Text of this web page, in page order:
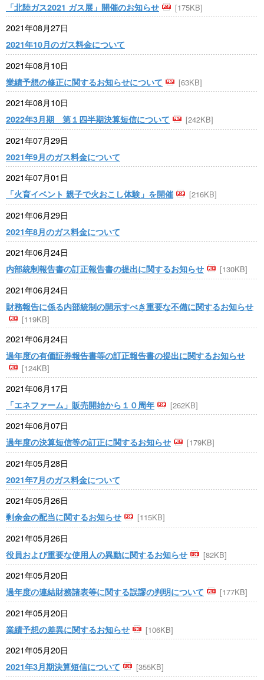
「北陸ガス2021 ガス展」開催のお知らせ [175KB]
2021年08月27日
2021年10月のガス料金について
2021年08月10日
業績予想の修正に関するお知らせについて [63KB]
2021年08月10日
2022年3月期 第１四半期決算短信について [242KB]
2021年07月29日
2021年9月のガス料金について
2021年07月01日
「火育イベント 親子で火おこし体験」を開催 [216KB]
2021年06月29日
2021年8月のガス料金について
2021年06月24日
内部統制報告書の訂正報告書の提出に関するお知らせ [130KB]
2021年06月24日
財務報告に係る内部統制の開示すべき重要な不備に関するお知らせ
[119KB]
2021年06月24日
過年度の有価証券報告書等の訂正報告書の提出に関するお知らせ
[124KB]
2021年06月17日
「エネファーム」販売開始から１０周年 [262KB]
2021年06月07日
過年度の決算短信等の訂正に関するお知らせ [179KB]
2021年05月28日
2021年7月のガス料金について
2021年05月26日
剰余金の配当に関するお知らせ [115KB]
2021年05月26日
役員および重要な使用人の異動に関するお知らせ [82KB]
2021年05月20日
過年度の連結財務諸表等に関する誤謬の判明について [177KB]
2021年05月20日
業績予想の差異に関するお知らせ [106KB]
2021年05月20日
2021年3月期決算短信について [355KB]